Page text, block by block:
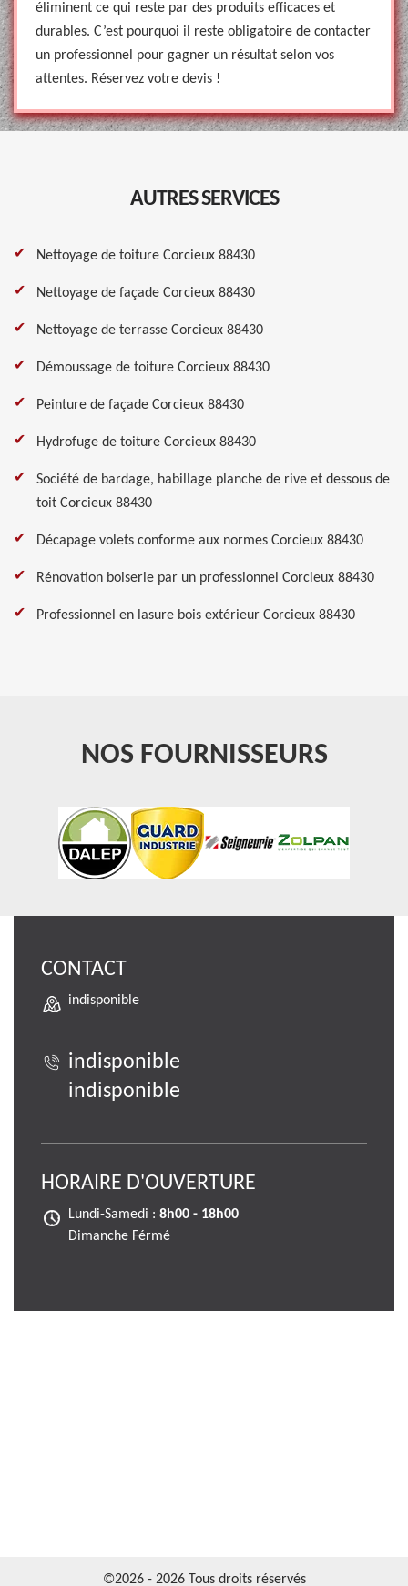
éliminent ce qui reste par des produits efficaces et
durables. C’est pourquoi il reste obligatoire de contacter
un professionnel pour gagner un résultat selon vos
attentes. Réservez votre devis !
AUTRES SERVICES
Nettoyage de toiture Corcieux 88430
Nettoyage de façade Corcieux 88430
Nettoyage de terrasse Corcieux 88430
Démoussage de toiture Corcieux 88430
Peinture de façade Corcieux 88430
Hydrofuge de toiture Corcieux 88430
Société de bardage, habillage planche de rive et dessous de
toit Corcieux 88430
Décapage volets conforme aux normes Corcieux 88430
Rénovation boiserie par un professionnel Corcieux 88430
Professionnel en lasure bois extérieur Corcieux 88430
NOS FOURNISSEURS
CONTACT
indisponible
indisponible
indisponible
HORAIRE D'OUVERTURE
Lundi-Samedi : 8h00 - 18h00
Dimanche Férmé
©2026 - 2026 Tous droits réservés